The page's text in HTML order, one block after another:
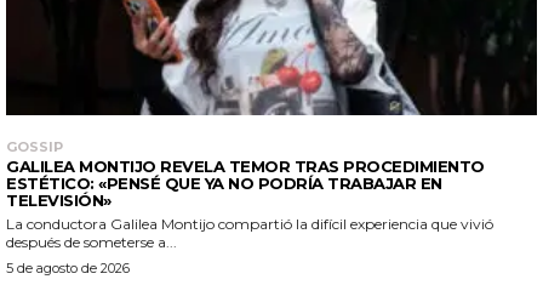
GOSSIP
GALILEA MONTIJO REVELA TEMOR TRAS PROCEDIMIENTO
ESTÉTICO: «PENSÉ QUE YA NO PODRÍA TRABAJAR EN
TELEVISIÓN»
La conductora Galilea Montijo compartió la difícil experiencia que vivió
después de someterse a...
5 de agosto de 2026